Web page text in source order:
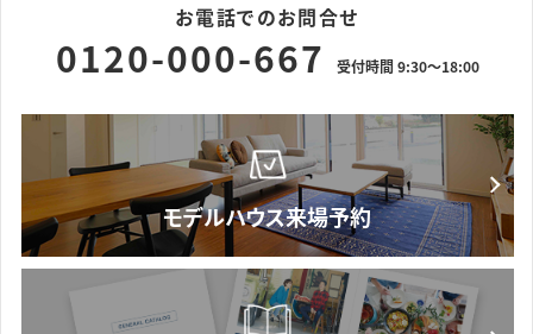
お電話でのお問合せ
0120-000-667 受付時間 9:30～18:00